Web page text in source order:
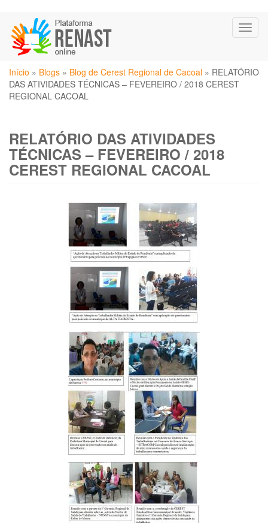
para
conteúdo
principal
Você
está
aqui
Início » Blogs » Blog de Cerest Regional de Cacoal » RELATÓRIO
DAS ATIVIDADES TÉCNICAS – FEVEREIRO / 2018 CEREST
REGIONAL CACOAL
RELATÓRIO DAS ATIVIDADES
TÉCNICAS – FEVEREIRO / 2018
CEREST REGIONAL CACOAL